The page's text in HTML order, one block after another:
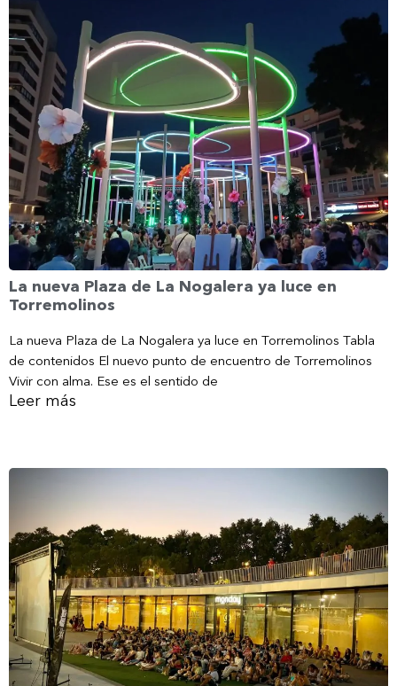
La nueva Plaza de La Nogalera ya luce en
Torremolinos
La nueva Plaza de La Nogalera ya luce en Torremolinos Tabla
de contenidos El nuevo punto de encuentro de Torremolinos
Vivir con alma. Ese es el sentido de
Leer más